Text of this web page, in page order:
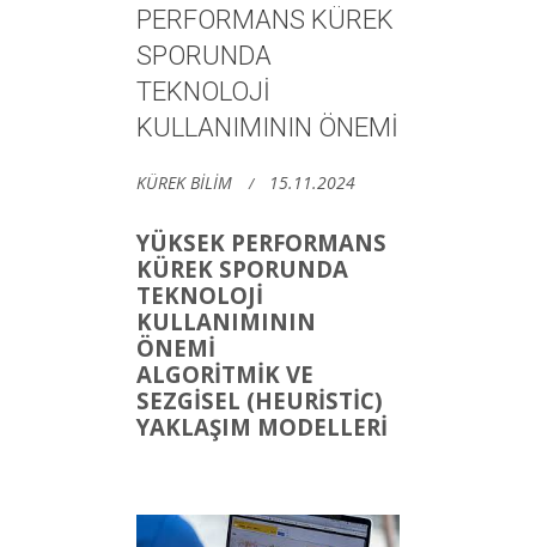
PERFORMANS KÜREK
SPORUNDA
TEKNOLOJİ
KULLANIMININ ÖNEMİ
KÜREK BİLİM 15.11.2024
YÜKSEK PERFORMANS
KÜREK SPORUNDA
TEKNOLOJİ
KULLANIMININ
ÖNEMİ
ALGORİTMİK VE
SEZGİSEL (HEURİSTİC)
YAKLAŞIM MODELLERİ